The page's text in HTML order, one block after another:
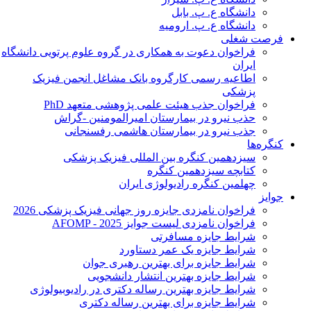
دانشگاه ع. پ. بابل
دانشگاه ع. پ. ارومیه
فرصت شغلی
فراخوان دعوت به همکاری در گروه علوم پرتویی دانشگاه
ایران
اطاعیه رسمی کارگروه بانک مشاغل انجمن فیزیک
پزشکی
فراخوان جذب هیئت علمی پژوهشی متعهد PhD
حذب نیرو در بیمارستان امیرالمومنین -گراش
جذب نیرو در بیمارستان هاشمی رفسنجانی
کنگره‌ها
سیزدهمین کنگره بین المللی فیزیک پزشکی
کتابچه سیزدهمین کنگره
چهلمین کنگره رادیولوژی ایران
جوایز
فراخوان نامزدی جایزه روز جهانی فیزیک پزشکی 2026
فراخوان نامزدی لیست جوایز AFOMP - 2025
شرایط جایزه مسافرتی
شرایط جایزه یک عمر دستاورد
شرایط جایزه برای بهترین رهبری جوان
شرایط جایزه بهترین انتشار دانشجویی
شرایط جایزه بهترین رساله دکتری در رادیوبیولوژی
شرایط جایزه برای بهترین رساله دکتری